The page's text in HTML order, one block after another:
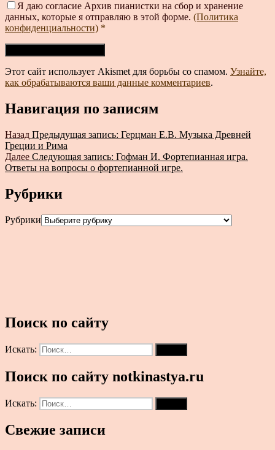
Я даю согласие Архив пианистки на сбор и хранение
данных, которые я отправляю в этой форме. (Политика
конфиденциальности) *
Этот сайт использует Akismet для борьбы со спамом. Узнайте,
как обрабатываются ваши данные комментариев.
Навигация по записям
Назад Предыдущая запись: Герцман Е.В. Музыка Древней
Греции и Рима
Далее Следующая запись: Гофман И. Фортепианная игра.
Ответы на вопросы о фортепианной игре.
Рубрики
Рубрики
Поиск по сайту
Искать:
Поиск по сайту notkinastya.ru
Искать:
Свежие записи